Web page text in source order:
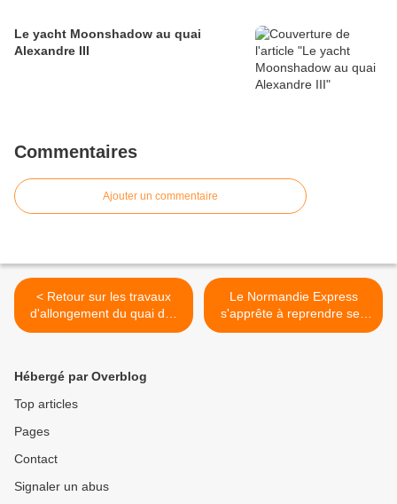
Le yacht Moonshadow au quai
Alexandre III
Commentaires
Ajouter un commentaire
< Retour sur les travaux
d'allongement du quai des
Flamands
Le Normandie Express
s'apprête à reprendre ses
traversées >
Hébergé par Overblog
Top articles
Pages
Contact
Signaler un abus